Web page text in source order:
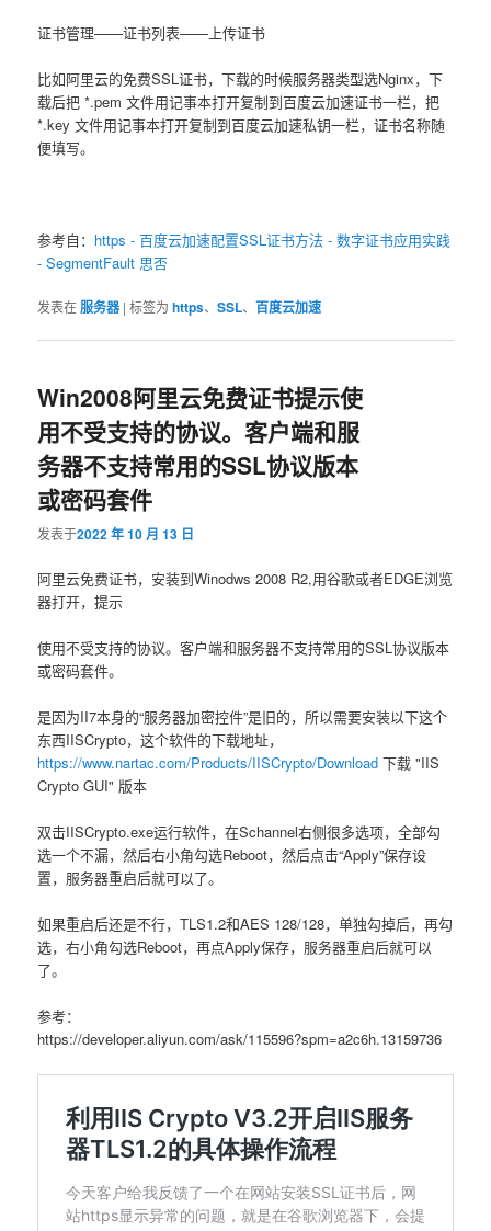
证书管理——证书列表——上传证书
比如阿里云的免费SSL证书，下载的时候服务器类型选Nginx，下
载后把 *.pem 文件用记事本打开复制到百度云加速证书一栏，把
*.key 文件用记事本打开复制到百度云加速私钥一栏，证书名称随
便填写。
参考自： https - 百度云加速配置SSL证书方法 - 数字证书应用实践
- SegmentFault 思否
发表在服务器 |标签为 https、SSL、百度云加速
Win2008阿里云免费证书提示使
用不受支持的协议。客户端和服
务器不支持常用的SSL协议版本
或密码套件
发表于2022 年 10 月 13 日
阿里云免费证书，安装到Winodws 2008 R2,用谷歌或者EDGE浏览
器打开，提示
使用不受支持的协议。客户端和服务器不支持常用的SSL协议版本
或密码套件。
是因为II7本身的“服务器加密控件”是旧的，所以需要安装以下这个
东西IISCrypto，这个软件的下载地址，
https://www.nartac.com/Products/IISCrypto/Download 下载 "IIS
Crypto GUI" 版本
双击IISCrypto.exe运行软件，在Schannel右侧很多选项，全部勾
选一个不漏，然后右小角勾选Reboot，然后点击“Apply”保存设
置，服务器重启后就可以了。
如果重启后还是不行，TLS1.2和AES 128/128，单独勾掉后，再勾
选，右小角勾选Reboot，再点Apply保存，服务器重启后就可以
了。
参考：
https://developer.aliyun.com/ask/115596?spm=a2c6h.13159736